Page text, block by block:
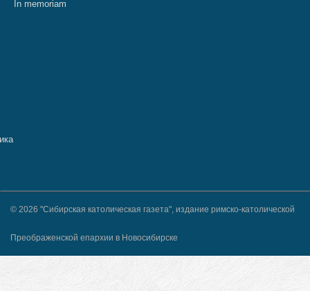
In memoriam
© 2026 "Сибирская католическая газета", издание римско-католической
Преображенской епархии в Новосибирске